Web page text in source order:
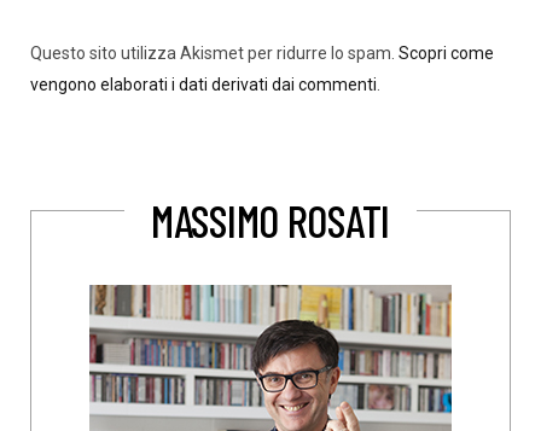
Questo sito utilizza Akismet per ridurre lo spam. Scopri come
vengono elaborati i dati derivati dai commenti.
MASSIMO ROSATI